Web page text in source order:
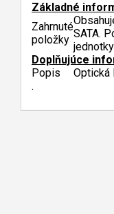
Základné
Zahrnuté
položky SATA.
Doplňujúce
Popis
Optická
.